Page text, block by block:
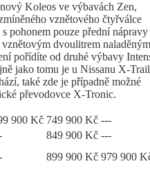
Koleos ve výbavách Zen,
vznětového čtyřválce
pohonem pouze přední nápravy
dvoulitrem naladěným
pořídíte od druhé výbavy
jako tomu je u Nissanu X-
také zde je případně možné
převodovce X-Tronic.
900 Kč 749 900 Kč ---
849 900 Kč ---
899 900 Kč 979 900